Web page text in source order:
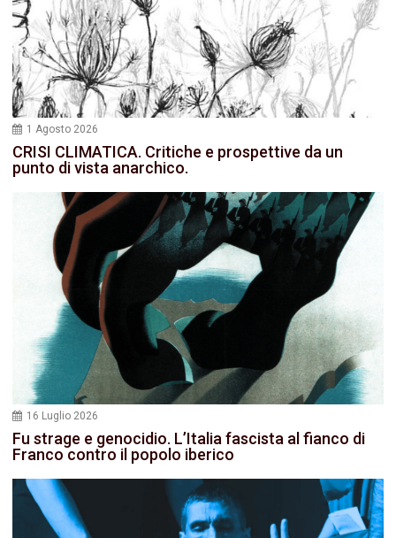
1 Agosto 2026
CRISI CLIMATICA. Critiche e prospettive da un
punto di vista anarchico.
16 Luglio 2026
Fu strage e genocidio. L’Italia fascista al fianco di
Franco contro il popolo iberico